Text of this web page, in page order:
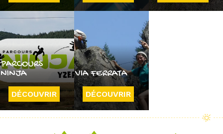
PARCOURS
NINJA
DÉCOUVRIR
VIA FERRATA
DÉCOUVRIR